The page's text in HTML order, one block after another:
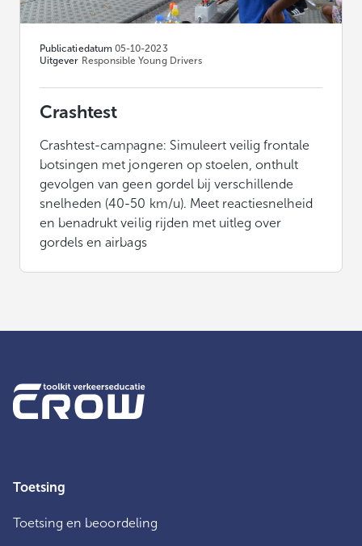
Publicatiedatum 05-10-2023
Uitgever Responsible Young Drivers
Crashtest
Crashtest-campagne: Simuleert veilig frontale
botsingen met jongeren op stoelen, onthult
gevolgen van geen gordel bij verschillende
snelheden (40-50 km/u). Meet reactiesnelheid
en benadrukt veilig rijden met uitleg over
gordels en airbags
Toetsing
Toetsing en beoordeling